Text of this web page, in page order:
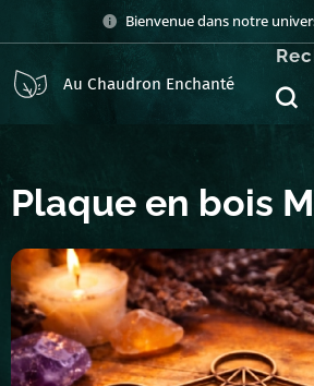
Bienvenue dans notre
Au Chaudron Enchanté
Plaque en bois